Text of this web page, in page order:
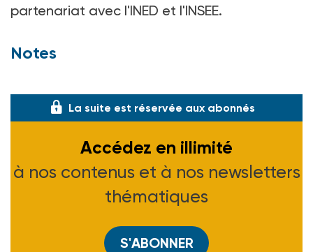
partenariat avec l'INED et l'INSEE.
Notes
La suite est réservée aux abonnés
Accédez en illimité
à nos contenus et à nos newsletters
thématiques
S'ABONNER